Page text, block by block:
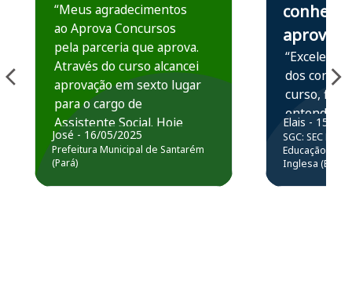
“Meus agradecimentos
ao Aprova Concursos
pela parceria que aprova.
Através do curso alcancei
aprovação em sexto lugar
para o cargo de
Assistente Social. Hoje
estou atuando na
Prefeitura de Santarém.
José - 16/05/2025
Prefeitura Municipal de Santarém
(Pará)
conhece,
aprova
“Excelente
dos
curso,
entender e
prática
resolução
questões.”
Elais - 15/07/
SGC: SEC BA
Educação
Inglesa (Edital